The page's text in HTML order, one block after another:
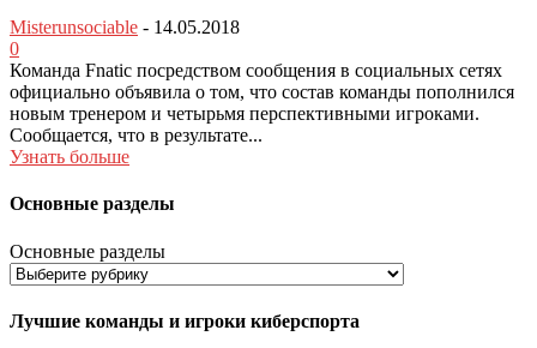
Misterunsociable - 14.05.2018
0
Команда Fnatic посредством сообщения в социальных сетях
официально объявила о том, что состав команды пополнился
новым тренером и четырьмя перспективными игроками.
Сообщается, что в результате...
Узнать больше
Основные разделы
Основные разделы
Лучшие команды и игроки киберспорта